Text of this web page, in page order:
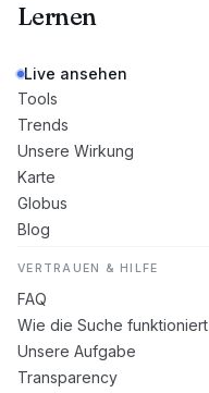
Lernen
Live ansehen
Tools
Trends
Unsere Wirkung
Karte
Globus
Blog
VERTRAUEN & HILFE
FAQ
Wie die Suche funktioniert
Unsere Aufgabe
Transparency